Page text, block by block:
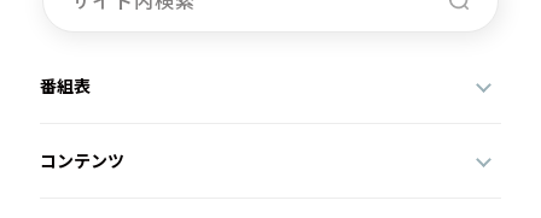
番組表
コンテンツ